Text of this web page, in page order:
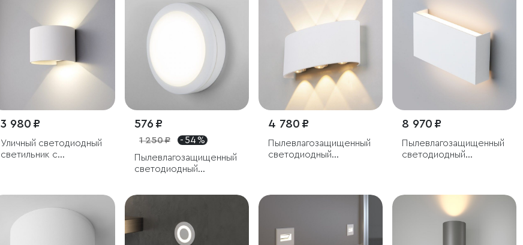
3 980 ₽
Уличный светодиодный
светильник с
576 ₽
1 250 ₽
- 54 %
Пылевлагозащищенный
светодиодный
4 780 ₽
Пылевлагозащищенный
светодиодный
8 970 ₽
Пылевлагозащищенный
светодиодный